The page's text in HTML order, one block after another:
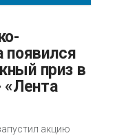
появился
приз в
«Лента
акцию